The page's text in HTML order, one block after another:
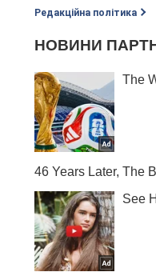
Редакційна політика